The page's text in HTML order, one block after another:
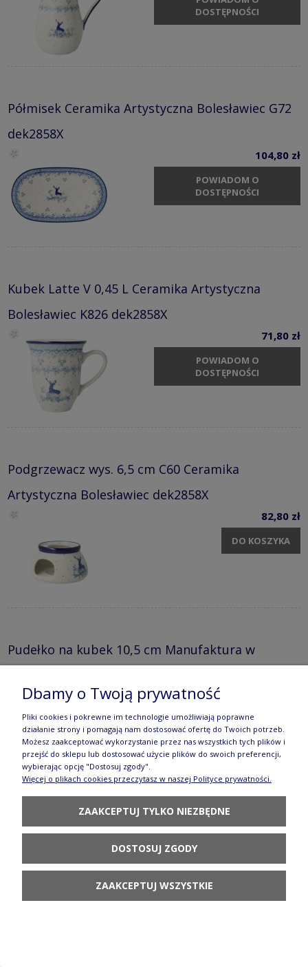
DOSTĘPNOŚCI
Półmisek Ceramika Artystyczna Bolesławiec G72
dek2858X
104,80 zł
POWIADOM O
DOSTĘPNOŚCI
Kubek Latte V 0,45 L Ceramika Artystyczna
Bolesławiec K826 dek2858X
71,80 zł
POWIADOM O
DOSTĘPNOŚCI
Podgrzewacz wys. 6,5 cm C60 Ceramika
Artystyczna Bolesławiec dek2858X
82,80 zł
DO KOSZYKA
Pudełko na kubek 10,5 cm Manufaktura w
POWIADOM O
DOSTĘPNOŚCI
Kubek Ola V 0,25L Łąka Galia
80,80 zł
POWIADOM O
DOSTĘPNOŚCI
Dbamy o Twoją prywatność
Pliki cookies i pokrewne im technologie umożliwiają poprawne
działanie strony i pomagają nam dostosować ofertę do Twoich potrzeb.
Możesz zaakceptować wykorzystanie przez nas wszystkich tych plików i
przejść do sklepu lub dostosować użycie plików do swoich preferencji,
wybierając opcję "Dostosuj zgody".
Więcej o plikach cookies przeczytasz w naszej Polityce prywatności.
ZAAKCEPTUJ TYLKO NIEZBĘDNE
DOSTOSUJ ZGODY
ZAAKCEPTUJ WSZYSTKIE